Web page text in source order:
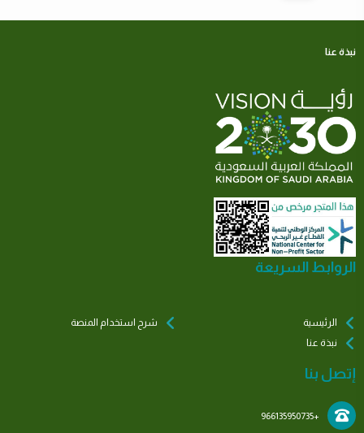
نبذة عنا
الروابط السريعة
الرئيسية
نبذة عنا
شرح استخدام المنصة
إتصل بنا
+966135950735